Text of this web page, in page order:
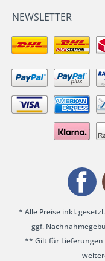
NEWSLETTER
* Alle Preise inkl.
ggf.
** Gilt für